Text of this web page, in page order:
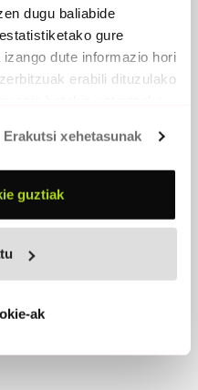
dugu baliabide
gure
dute informazio hori
erabili dituzulako
Erakutsi xehetasunak
guztiak
ak